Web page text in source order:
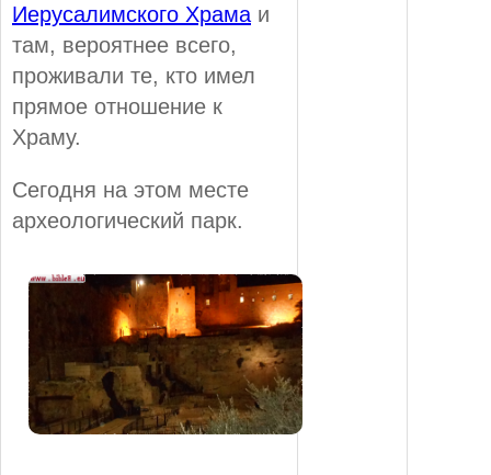
Иерусалимского Храма и
там, вероятнее всего,
проживали те, кто имел
прямое отношение к
Храму.
Сегодня на этом месте
археологический парк.